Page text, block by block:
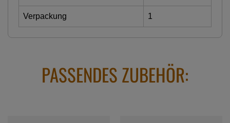
Verpackung 1
PASSENDES ZUBEHÖR: